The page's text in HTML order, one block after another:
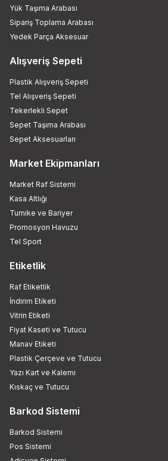
Yük Taşıma Arabası
Sipariş Toplama Arabası
Yedek Parça Aksesuar
Alışveriş Sepeti
Plastik Alışveriş Sepeti
Tel Alışveriş Sepeti
Tekerlekli Sepet
Sepet Taşıma Arabası
Sepet Aksesuarları
Market Ekipmanları
Market Raf Sistemi
Kasa Altlığı
Turnike ve Bariyer
Promosyon Havuzu
Tel Sport
Etiketlik
Raf Etiketlik
İndirim Etiketi
Vitrin Etiketi
Fiyat Kaseti ve Tutucu
Manav Etiketi
Plastik Çerçeve ve Tutucu
Yazı Kart ve Kalemi
Kıskaç ve Tutucu
Barkod Sistemi
Barkod Sistemi
Pos Sistemi